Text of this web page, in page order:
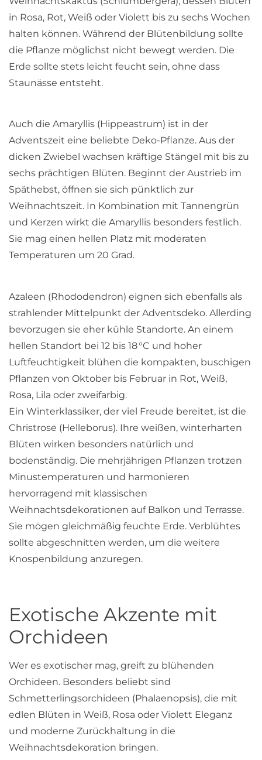
in Rosa, Rot, Weiß oder Violett bis zu sechs Wochen
halten können. Während der Blütenbildung sollte
die Pflanze möglichst nicht bewegt werden. Die
Erde sollte stets leicht feucht sein, ohne dass
Staunässe entsteht.
Auch die Amaryllis (Hippeastrum) ist in der
Adventszeit eine beliebte Deko-Pflanze. Aus der
dicken Zwiebel wachsen kräftige Stängel mit bis zu
sechs prächtigen Blüten. Beginnt der Austrieb im
Späthebst, öffnen sie sich pünktlich zur
Weihnachtszeit. In Kombination mit Tannengrün
und Kerzen wirkt die Amaryllis besonders festlich.
Sie mag einen hellen Platz mit moderaten
Temperaturen um 20 Grad.
Azaleen (Rhododendron) eignen sich ebenfalls als
strahlender Mittelpunkt der Adventsdeko. Allerding
bevorzugen sie eher kühle Standorte. An einem
hellen Standort bei 12 bis 18 °C und hoher
Luftfeuchtigkeit blühen die kompakten, buschigen
Pflanzen von Oktober bis Februar in Rot, Weiß,
Rosa, Lila oder zweifarbig.
Ein Winterklassiker, der viel Freude bereitet, ist die
Christrose (Helleborus). Ihre weißen, winterharten
Blüten wirken besonders natürlich und
bodenständig. Die mehrjährigen Pflanzen trotzen
Minustemperaturen und harmonieren
hervorragend mit klassischen
Weihnachtsdekorationen auf Balkon und Terrasse.
Sie mögen gleichmäßig feuchte Erde. Verblühtes
sollte abgeschnitten werden, um die weitere
Knospenbildung anzuregen.
Exotische Akzente mit
Orchideen
Wer es exotischer mag, greift zu blühenden
Orchideen. Besonders beliebt sind
Schmetterlingsorchideen (Phalaenopsis), die mit
edlen Blüten in Weiß, Rosa oder Violett Eleganz
und moderne Zurückhaltung in die
Weihnachtsdekoration bringen.